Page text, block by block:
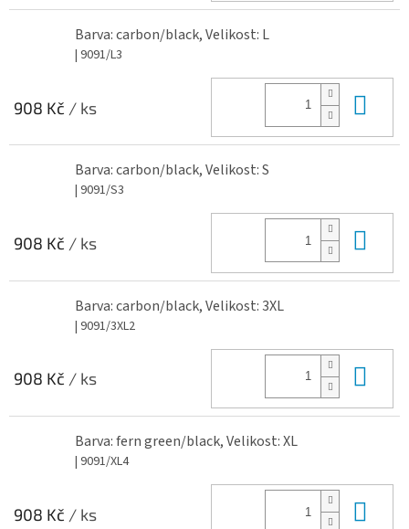
Barva: carbon/black, Velikost: L
| 9091/L3
908 Kč / ks
Barva: carbon/black, Velikost: S
| 9091/S3
908 Kč / ks
Barva: carbon/black, Velikost: 3XL
| 9091/3XL2
908 Kč / ks
Barva: fern green/black, Velikost: XL
| 9091/XL4
908 Kč / ks